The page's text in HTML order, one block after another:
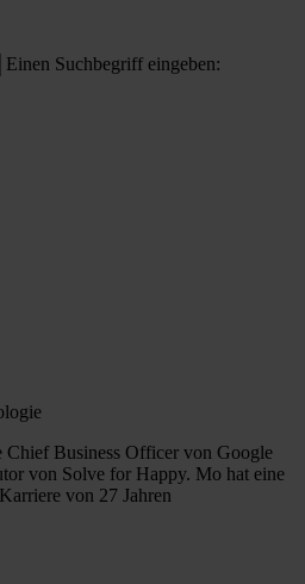
Einen Suchbegriff eingeben:
Chief Business Officer von Google
von Solve for Happy. Mo hat eine
von 27 Jahren